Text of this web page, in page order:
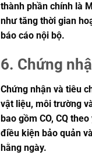
thành phần chính là
như tăng thời gian
báo cáo nội bộ.
6. Chứng
Chứng nhận và tiêu
vật liệu, môi trường
bao gồm CO, CQ
điều kiện bảo quản
hằng ngày.